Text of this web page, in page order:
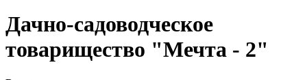
Дачно-садоводческое
товарищество "Мечта - 2"